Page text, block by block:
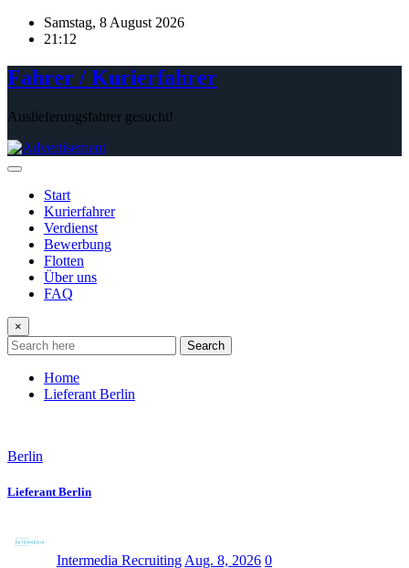
Skip
Samstag, 8 August 2026
21:12
Fahrer / Kurierfahrer
Auslieferungsfahrer gesucht!
Start
Kurierfahrer
Verdienst
Bewerbung
Flotten
Über uns
FAQ
×
Search
Home
Lieferant Berlin
Berlin
Lieferant Berlin
Intermedia Recruiting Aug. 8, 2026 0